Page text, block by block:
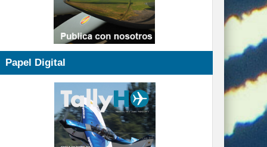
Papel Digital